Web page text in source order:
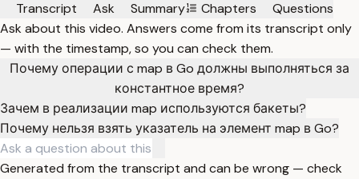
Transcript
Ask Summary Chapters
Questions
Ask about this video. Answers come from its transcript only
— with the timestamp, so you can check them.
Почему операции с map в Go должны выполняться за
константное время?
Зачем в реализации map используются бакеты?
Почему нельзя взять указатель на элемент map в Go?
Generated from the transcript and can be wrong — check